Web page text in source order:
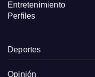
Entretenimiento
Perfiles
Deportes
Opinión